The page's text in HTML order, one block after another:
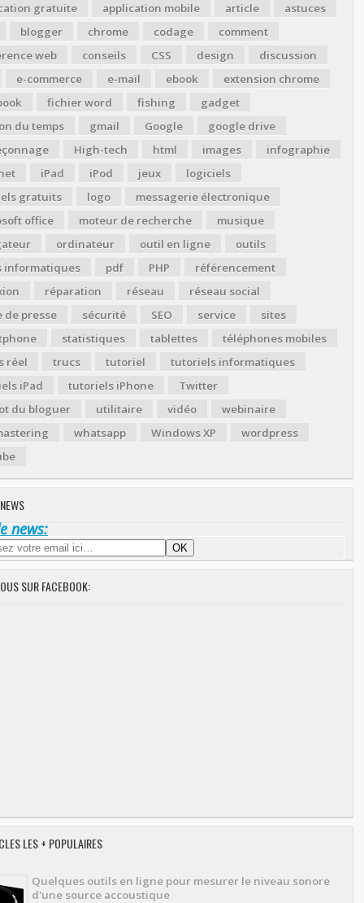
gratuite
application mobile article
astuces
blogger
chrome codage
comment
web
conseils CSS design
discussion
e-commerce
e-mail ebook
extension chrome
fichier word fishing
gadget
du temps
gmail Google
google drive
High-tech html images
infographie
iPad iPod jeux
logiciels
gratuits
logo
messagerie électronique
office
moteur de recherche
musique
ordinateur outil en ligne
outils
informatiques
pdf PHP
référencement
réparation réseau
réseau social
de presse
sécurité SEO service
sites
statistiques tablettes
téléphones mobiles
réel
trucs tutoriel
tutoriels informatiques
iPad
tutoriels iPhone
Twitter
du bloguer
utilitaire vidéo
webinaire
whatsapp Windows XP
wordpress
news:
SUR FACEBOOK:
LES + POPULAIRES
Quelques outils en ligne pour mesurer le niveau sonore
d'une source accoustique